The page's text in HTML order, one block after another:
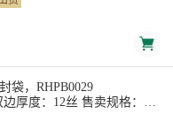
袋，RHPB0029
厚度：12丝 售卖规格：